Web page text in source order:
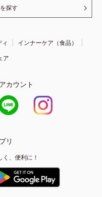
探す
インナーケア（食品）
ア
カウント
リ
、便利に！